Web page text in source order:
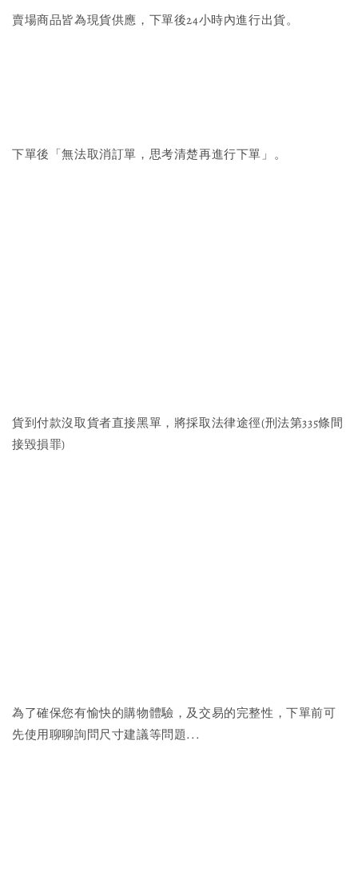
賣場商品皆為現貨供應，下單後24小時內進行出貨。
下單後「無法取消訂單，思考清楚再進行下單」。
貨到付款沒取貨者直接黑單，將採取法律途徑(刑法第335條間
接毀損罪)
為了確保您有愉快的購物體驗，及交易的完整性，下單前可
先使用聊聊詢問尺寸建議等問題...